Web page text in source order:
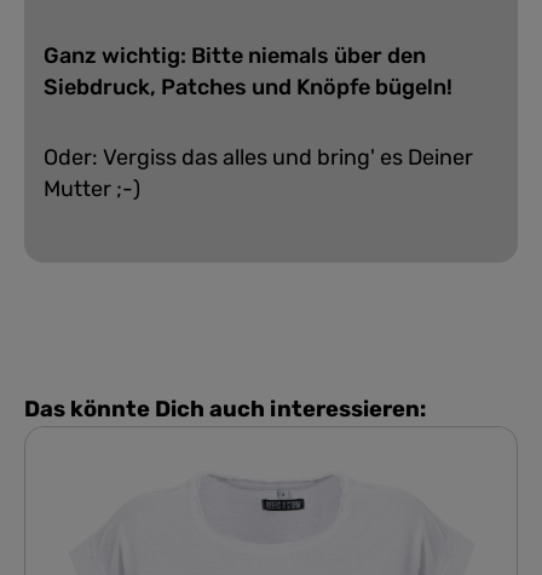
Ganz wichtig: Bitte niemals über den
Siebdruck, Patches und Knöpfe bügeln!
Oder: Vergiss das alles und bring' es Deiner
Mutter ;-)
Das könnte Dich auch interessieren: